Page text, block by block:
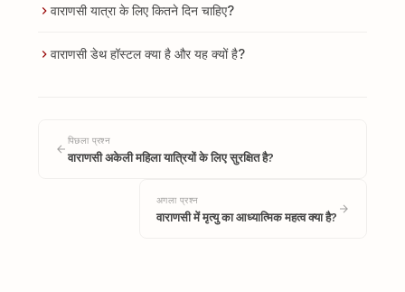
वाराणसी यात्रा के लिए कितने दिन चाहिए?
वाराणसी डेथ हॉस्टल क्या है और यह क्यों है?
पिछला प्रश्न
वाराणसी अकेली महिला यात्रियों के लिए सुरक्षित है?
अगला प्रश्न
वाराणसी में मृत्यु का आध्यात्मिक महत्व क्या है?